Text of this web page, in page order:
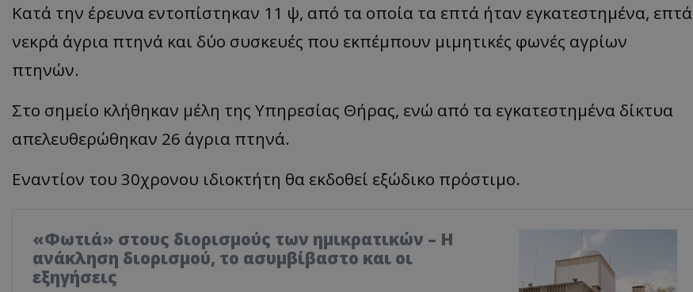
Κατά την έρευνα εντοπίστηκαν 11 ψ, από τα οποία τα επτά ήταν εγκατεστημένα, επτά
νεκρά άγρια πτηνά και δύο συσκευές που εκπέμπουν μιμητικές φωνές αγρίων
πτηνών.
Στο σημείο κλήθηκαν μέλη της Υπηρεσίας Θήρας, ενώ από τα εγκατεστημένα δίκτυα
απελευθερώθηκαν 26 άγρια πτηνά.
Εναντίον του 30χρονου ιδιοκτήτη θα εκδοθεί εξώδικο πρόστιμο.
«Φωτιά» στους διορισμούς των ημικρατικών – Η
ανάκληση διορισμού, το ασυμβίβαστο και οι
εξηγήσεις